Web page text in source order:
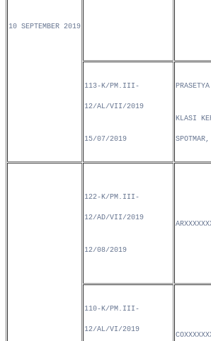
10 SEPTEMBER 2019
113-K/PM.III-
12/AL/VII/2019
15/07/2019
KLASI
122-K/PM.III-
12/AD/VII/2019
12/08/2019
110-K/PM.III-
12/AL/VI/2019